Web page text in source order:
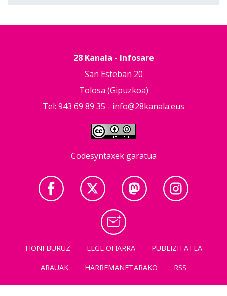
28 Kanala - Infosare
San Esteban 20
Tolosa (Gipuzkoa)
Tel: 943 69 89 35 - info@28kanala.eus
Codesyntaxek garatua
HONI BURUZ LEGE OHARRA
PUBLIZITATEA
ARAUAK
HARREMANETARAKO RSS